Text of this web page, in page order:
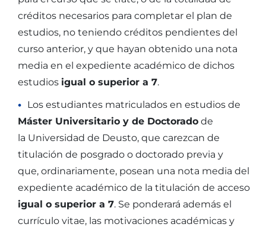
créditos necesarios para completar el plan de
estudios, no teniendo créditos pendientes del
curso anterior, y que hayan obtenido una nota
media en el expediente académico de dichos
estudios igual o superior a 7.
Los estudiantes matriculados en estudios de
Máster Universitario y de Doctorado de
la Universidad de Deusto, que carezcan de
titulación de posgrado o doctorado previa y
que, ordinariamente, posean una nota media del
expediente académico de la titulación de acceso
igual o superior a 7. Se ponderará además el
currículo vitae, las motivaciones académicas y